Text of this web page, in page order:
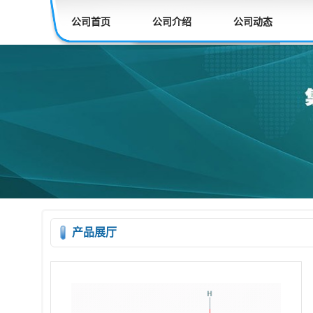
公司首页 公司介绍 公司动态
产品展厅